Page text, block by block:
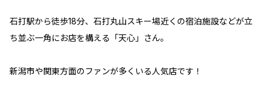
石打駅から徒歩18分、石打丸山スキー場近くの宿泊施設などが立
ち並ぶ一角にお店を構える「天心」さん。
新潟市や関東方面のファンが多くいる人気店です！